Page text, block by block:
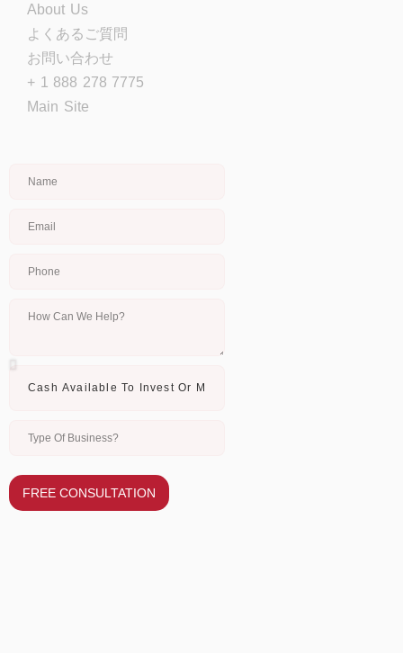
About Us
よくあるご質問
お問い合わせ
+ 1 888 278 7775
Main Site
FREE CONSULTATION